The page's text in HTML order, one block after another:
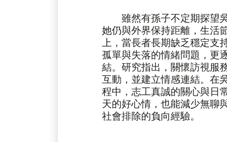
雖然有孫子不定期探望
她仍與外界保持距離，生活
上，當長者長期缺乏穩定支
孤單與失落的情緒問題，更
結。研究指出，關懷訪視服
互動，並建立情感連結。在
程中，志工真誠的關心與日
天的好心情，也能減少無聊
社會排除的負向經驗。